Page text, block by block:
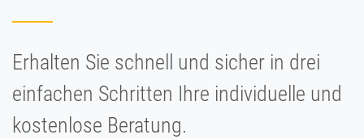
Erhalten Sie schnell und sicher in drei
einfachen Schritten Ihre individuelle und
kostenlose Beratung.